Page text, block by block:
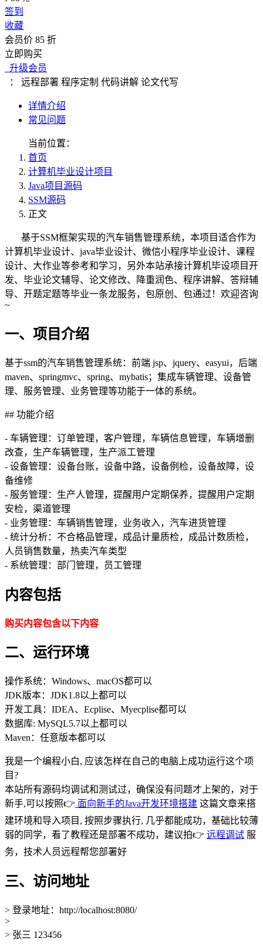
签到
收藏
会员价 85 折
立即购买
升级会员
： 远程部署 程序定制 代码讲解 论文代写
详情介绍
常见问题
当前位置：
首页
计算机毕业设计项目
Java项目源码
SSM源码
正文
基于SSM框架实现的汽车销售管理系统，本项目适合作为
计算机毕业设计、java毕业设计、微信小程序毕业设计、课程
设计、大作业等参考和学习，另外本站承接计算机毕设项目开
发、毕业论文辅导、论文修改、降重润色、程序讲解、答辩辅
导、开题定题等毕业一条龙服务，包原创、包通过！欢迎咨询
~
一、项目介绍
基于ssm的汽车销售管理系统：前端 jsp、jquery、easyui，后端
maven、springmvc、spring、mybatis；集成车辆管理、设备管
理、服务管理、业务管理等功能于一体的系统。
## 功能介绍
- 车辆管理：订单管理，客户管理，车辆信息管理，车辆增删
改查，生产车辆管理，生产派工管理
- 设备管理：设备台账，设备中路，设备例检，设备故障，设
备维修
- 服务管理：生产人管理，提醒用户定期保养，提醒用户定期
安检，渠道管理
- 业务管理：车辆销售管理，业务收入，汽车进货管理
- 统计分析：不合格品管理，成品计量质检，成品计数质检，
人员销售数量，热卖汽车类型
- 系统管理：部门管理，员工管理
内容包括
购买内容包含以下内容
二、运行环境
操作系统：Windows、macOS都可以
JDK版本：JDK1.8以上都可以
开发工具：IDEA、Ecplise、Myecplise都可以
数据库: MySQL5.7以上都可以
Maven：任意版本都可以
我是一个编程小白, 应该怎样在自己的电脑上成功运行这个项
目?
本站所有源码均调试和测试过，确保没有问题才上架的，对于
新手,可以按照👉 面向新手的Java开发环境搭建 这篇文章来搭
建环境和导入项目, 按照步骤执行, 几乎都能成功，基础比较薄
弱的同学，看了教程还是部署不成功，建议拍👉 远程调试 服
务，技术人员远程帮您部署好
三、访问地址
> 登录地址：http://localhost:8080/
>
> 张三 123456